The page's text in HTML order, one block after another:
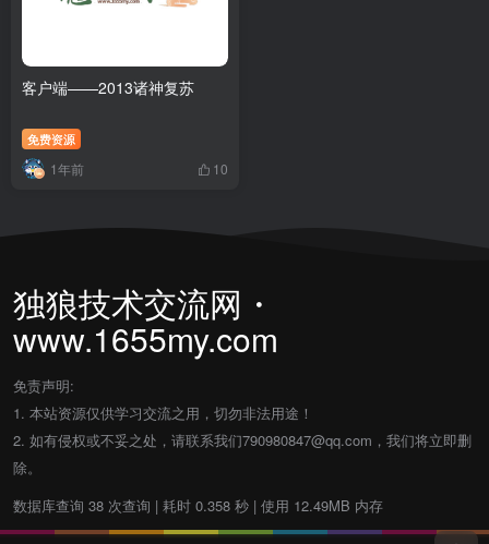
客户端——2013诸神复苏
免费资源
1年前 10
独狼技术交流网・
www.1655my.com
免责声明:
1. 本站资源仅供学习交流之用，切勿非法用途！
2. 如有侵权或不妥之处，请联系我们790980847@qq.com，我们将立即删
除。
数据库查询 38 次查询 | 耗时 0.358 秒 | 使用 12.49MB 内存